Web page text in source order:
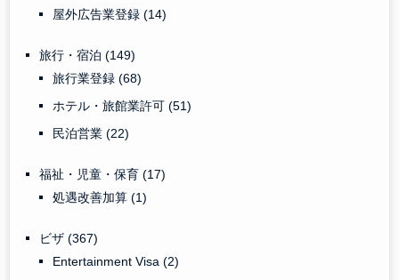
屋外広告業登録(14)
旅行・宿泊(149)
旅行業登録(68)
ホテル・旅館業許可(51)
民泊営業(22)
福祉・児童・保育(17)
処遇改善加算(1)
ビザ(367)
Entertainment Visa(2)